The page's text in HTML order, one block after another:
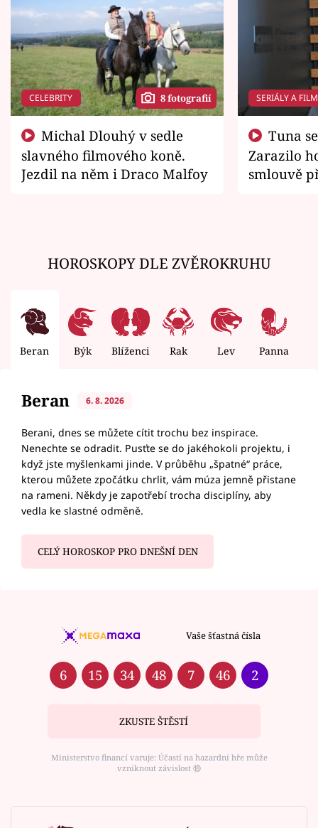
CELEBRITY 8 fotografií
slavného filmového koně.
Jezdil na něm i Draco Malfoy
SERIÁLY A
Zarazilo
smlouvě
HOROSKOPY DLE ZVĚROKRUHU
Beran Býk Blíženci Rak Lev Panna
Beran 6. 8. 2026
Berani, dnes se můžete cítit trochu bez inspirace.
Nenechte se odradit. Pusťte se do jakéhokoli projektu, i
když jste myšlenkami jinde. V průběhu „špatné“ práce,
kterou můžete zpočátku chrlit, vám múza jemně přistane
na rameni. Někdy je zapotřebí trocha disciplíny, aby
vedla ke slastné odměně.
CELÝ HOROSKOP PRO DNEŠNÍ DEN
Vaše šťastná čísla
6 15 34 48 7 46 2
ZKUSTE ŠTĚSTÍ
Ministerstvo financí varuje: Účastí na hazardní hře může
vzniknout závislost ⑱